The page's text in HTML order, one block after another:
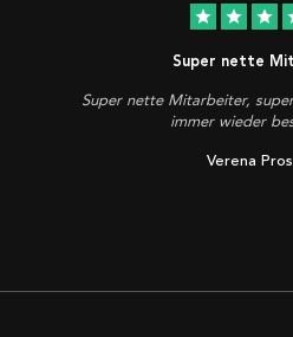
star star star
Super nette
Super nette Mitarbeiter,
immer wieder
Verena